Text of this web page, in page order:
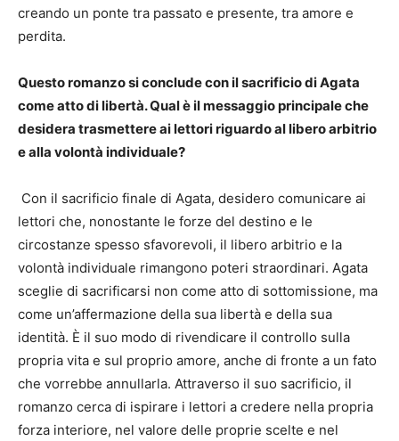
creando un ponte tra passato e presente, tra amore e
perdita.
Questo romanzo si conclude con il sacrificio di Agata
come atto di libertà. Qual è il messaggio principale che
desidera trasmettere ai lettori riguardo al libero arbitrio
e alla volontà individuale?
Con il sacrificio finale di Agata, desidero comunicare ai
lettori che, nonostante le forze del destino e le
circostanze spesso sfavorevoli, il libero arbitrio e la
volontà individuale rimangono poteri straordinari. Agata
sceglie di sacrificarsi non come atto di sottomissione, ma
come un’affermazione della sua libertà e della sua
identità. È il suo modo di rivendicare il controllo sulla
propria vita e sul proprio amore, anche di fronte a un fato
che vorrebbe annullarla. Attraverso il suo sacrificio, il
romanzo cerca di ispirare i lettori a credere nella propria
forza interiore, nel valore delle proprie scelte e nel